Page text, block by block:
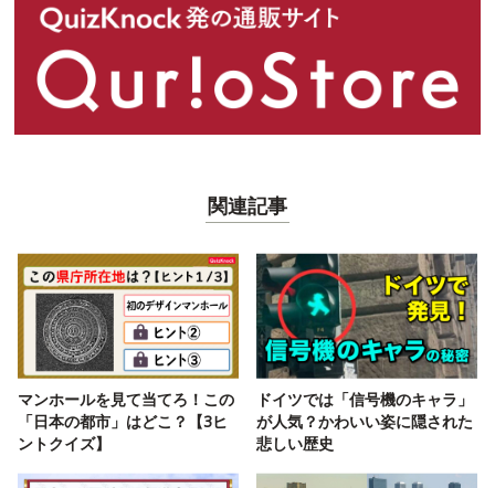
関連記事
マンホールを見て当てろ！この
「日本の都市」はどこ？【3ヒ
ントクイズ】
ドイツでは「信号機のキャラ」
が人気？かわいい姿に隠された
悲しい歴史